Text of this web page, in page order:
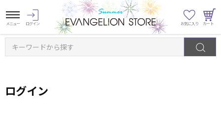
キーワードから探す
ログイン